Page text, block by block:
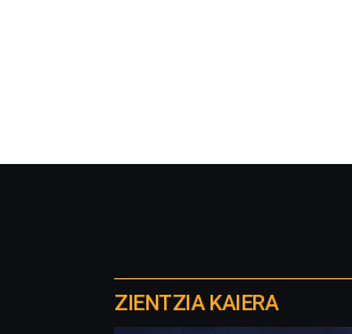
proyectos
ZIENTZIA KAIERA